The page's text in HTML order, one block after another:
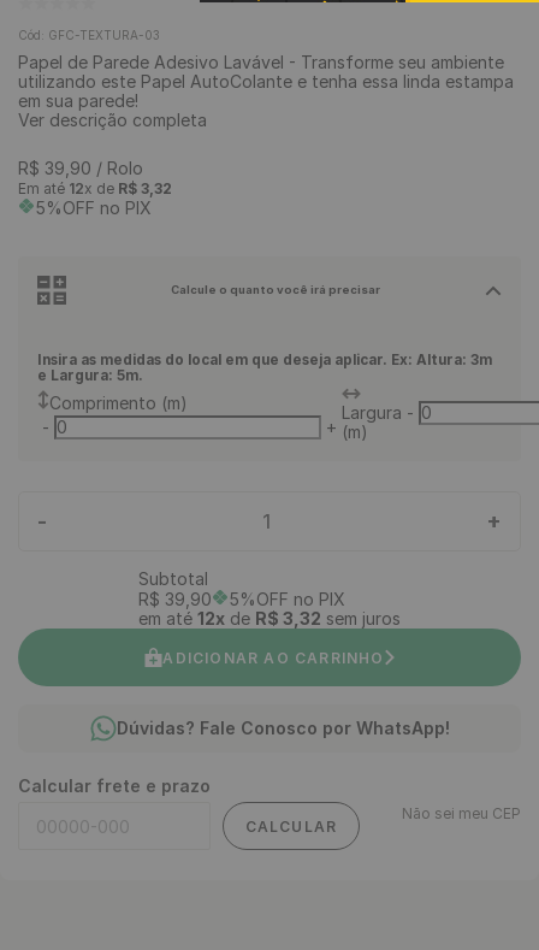
Cód: GFC-TEXTURA-03
Papel de Parede Adesivo Lavável - Transforme seu ambiente
utilizando este Papel AutoColante e tenha essa linda estampa
em sua parede!
Ver descrição completa
R$ 39 90 / Rolo
Em até 12x de R$ 3,32
5%OFF no PIX
Calcule o quanto você irá precisar
Insira as medidas do local em que deseja aplicar. Ex: Altura: 3m
e Largura: 5m.
Comprimento (m)
-
+
Largura
(m)
-
- 1 +
Subtotal
R$ 39 90
5%OFF no PIX
em até 12x de R$ 3 32 sem juros
ADICIONAR AO CARRINHO
Dúvidas? Fale Conosco por WhatsApp!
Calcular frete e prazo
CALCULAR
Não sei meu CEP
10º piso vinílico